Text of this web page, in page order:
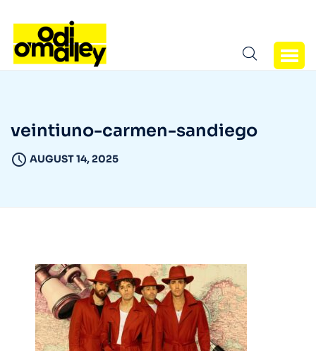
veintiuno-carmen-sandiego
AUGUST 14, 2025